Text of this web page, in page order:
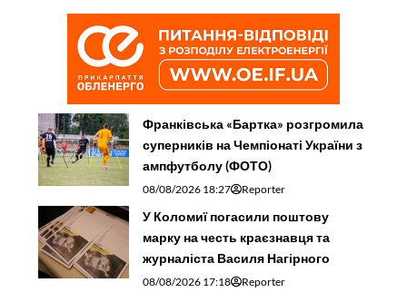
Франківська «Бартка» розгромила
суперників на Чемпіонаті України з
ампфутболу (ФОТО)
08/08/2026 18:27 Reporter
У Коломиї погасили поштову
марку на честь краєзнавця та
журналіста Василя Нагірного
08/08/2026 17:18 Reporter